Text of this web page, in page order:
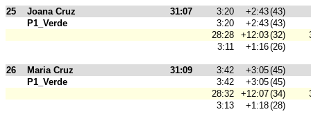
25 Joana Cruz 31:07 3:20 +2:43(43)
P1_Verde
3:20 +2:43(43)
28:28
+12:03(32)
3:11
+1:16(26)
26 Maria Cruz 31:09 3:42 +3:05(45)
P1_Verde
3:42 +3:05(45)
28:32
+12:07(34)
3:13
+1:18(28)